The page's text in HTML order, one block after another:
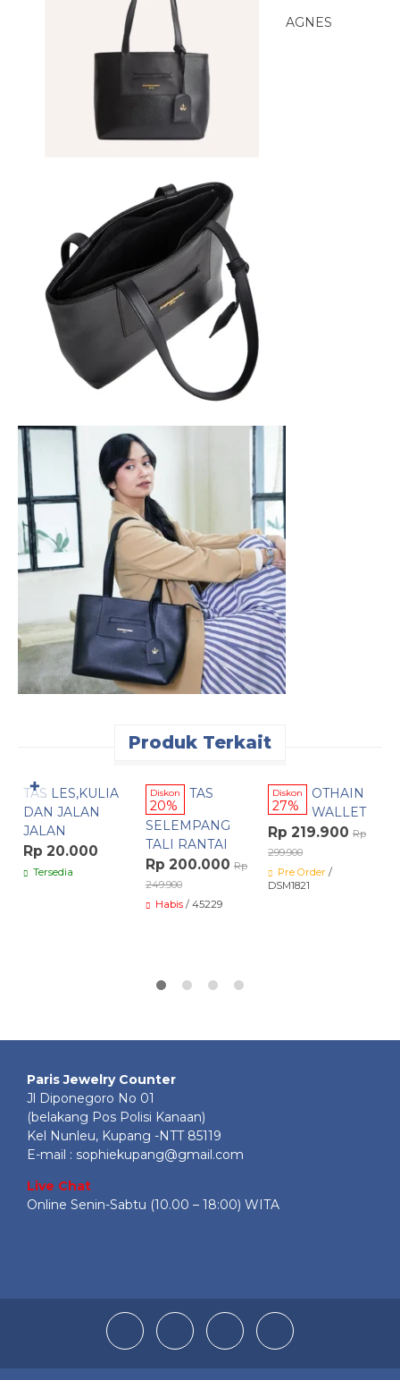
AGNES
Produk Terkait
TAS LES,KULIA
DAN JALAN
JALAN
Rp 20.000
Tersedia
✚ Diskon
20%
TAS
SELEMPANG
TALI RANTAI
Rp 200.000 Rp
249.900
Habis / 45229
Diskon
27%
OTHAIN
WALLET
Rp 219.900 Rp
299.900
Pre Order /
DSM1821
Paris Jewelry Counter
Jl Diponegoro No 01
(belakang Pos Polisi Kanaan)
Kel Nunleu, Kupang -NTT 85119
E-mail : sophiekupang@gmail.com
Live Chat
Online Senin-Sabtu (10.00 – 18:00) WITA